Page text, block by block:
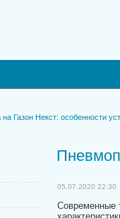
Газон Некст: особенности
05.07.2020 22:30
Современные